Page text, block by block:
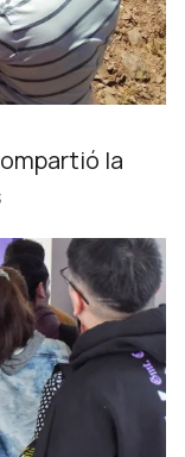
la